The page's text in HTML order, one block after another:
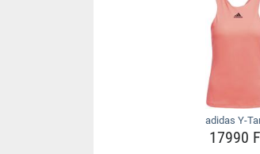
adidas Y-
17990